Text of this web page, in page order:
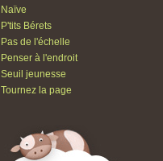
Naïve
P'tits Bérets
Pas de l'échelle
Penser à l'endroit
Seuil jeunesse
Tournez la page